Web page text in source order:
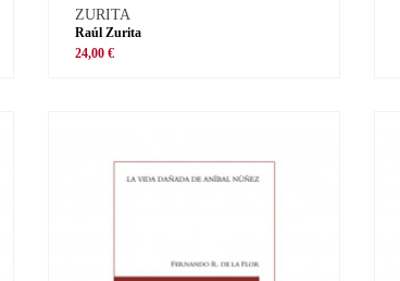
ZURITA
Raúl Zurita
24,00 €